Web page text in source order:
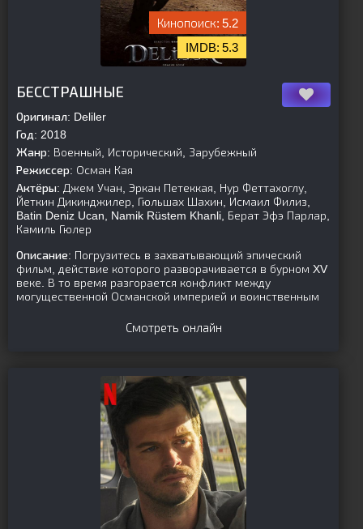
5.2
5.3
БЕССТРАШНЫЕ
Оригинал: Deliler
Год: 2018
Жанр: Военный, Исторический, Зарубежный
Режиссер: Осман Кая
Актёры: Джем Учан, Эркан Петеккая, Нур Феттахоглу,
Йеткин Дикинджилер, Гюльшах Шахин, Исмаил Филиз,
Batin Deniz Ucan, Namik Rüstem Khanli, Берат Эфэ Парлар,
Камиль Гюлер
Описание: Погрузитесь в захватывающий эпический
фильм, действие которого разворачивается в бурном XV
веке. В то время разгорается конфликт между
могущественной Османской империей и воинственным
Смотреть онлайн